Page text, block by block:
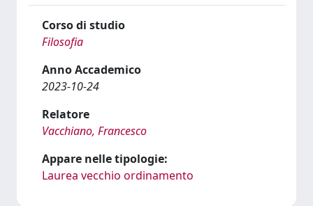
Corso di studio
Filosofia
Anno Accademico
2023-10-24
Relatore
Vacchiano, Francesco
Appare nelle tipologie:
Laurea vecchio ordinamento